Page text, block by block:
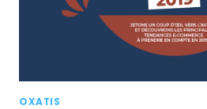
OXATIS